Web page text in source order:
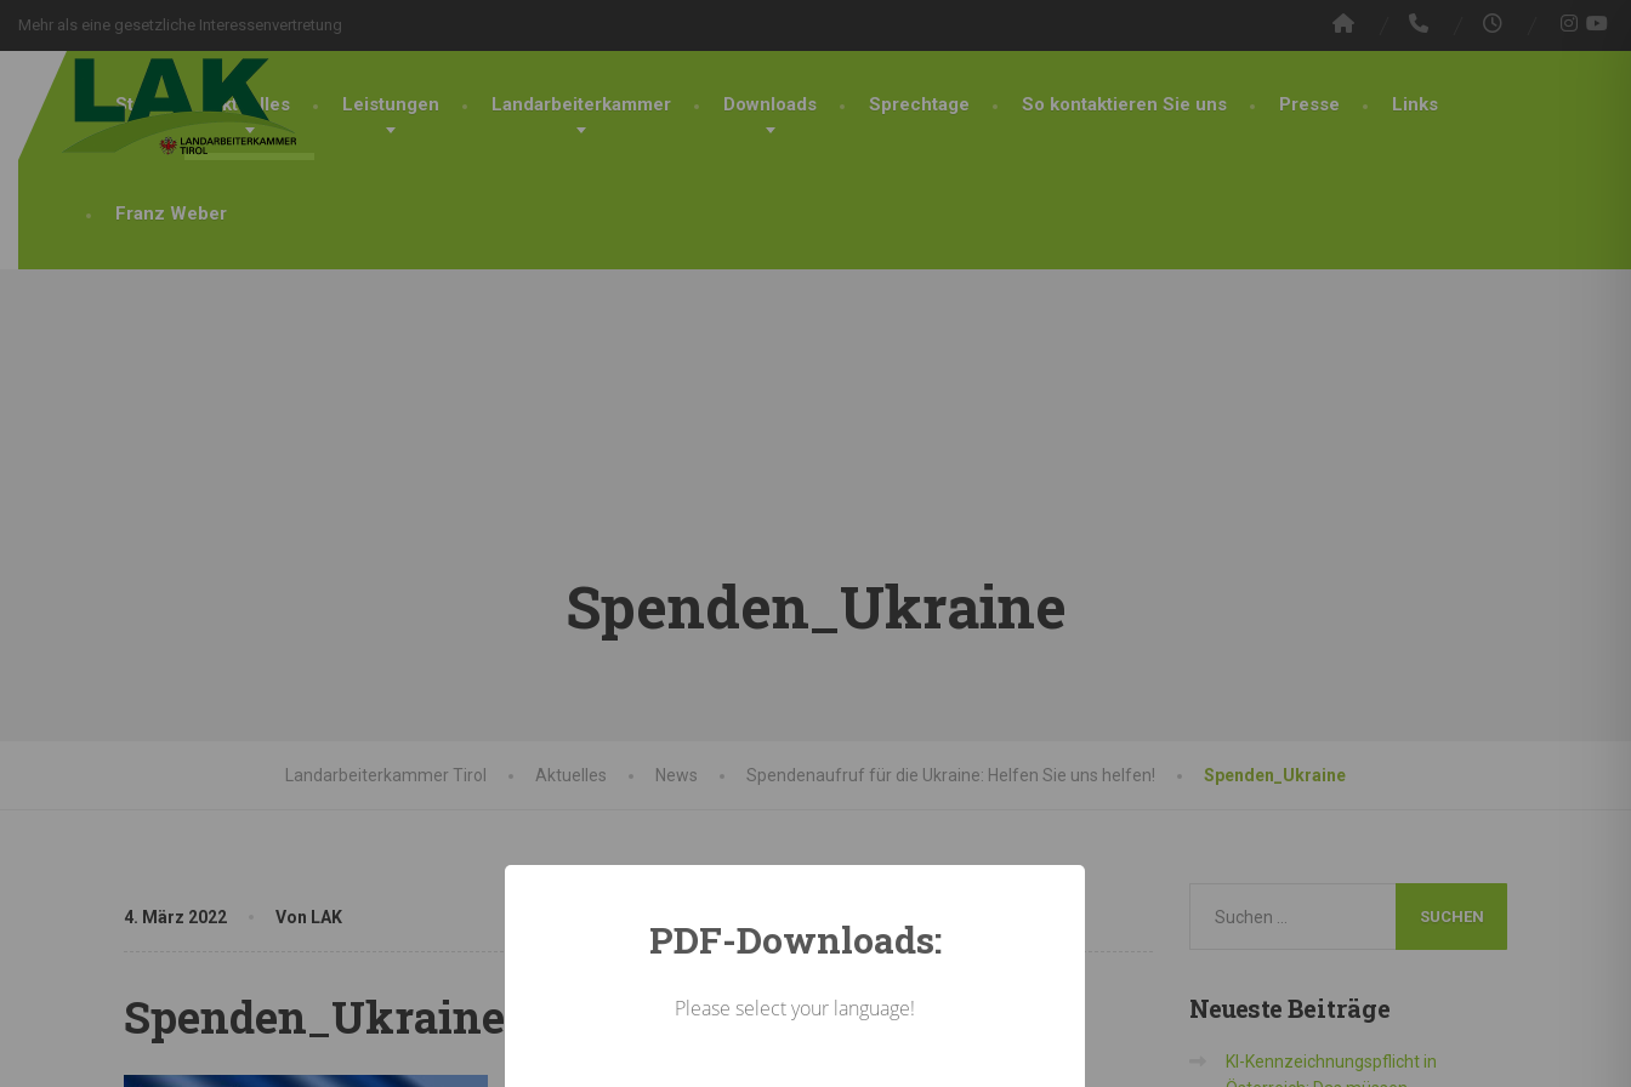
Mehr als eine gesetzliche Interessenvertretung
Start Aktuelles Leistungen Landarbeiterkammer Downloads Sprechtage So kontaktieren Sie uns Presse Links
Franz Weber
Spenden_Ukraine
Landarbeiterkammer Tirol Aktuelles News Spendenaufruf für die Ukraine: Helfen Sie uns helfen! Spenden_Ukraine
4. März 2022 Von LAK
Spenden_Ukraine NeuesteBeiträge
KI-Kennzeichnungspflicht in
PDF-Downloads:
Please select your language!